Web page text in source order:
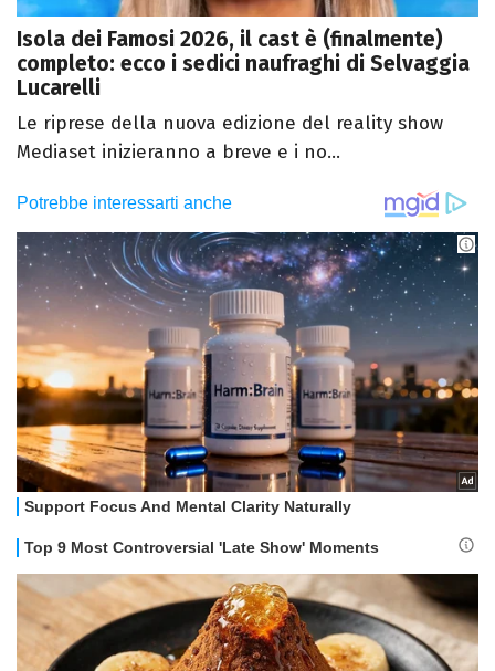
Isola dei Famosi 2026, il cast è (finalmente)
completo: ecco i sedici naufraghi di Selvaggia
Lucarelli
Le riprese della nuova edizione del reality show
Mediaset inizieranno a breve e i no...